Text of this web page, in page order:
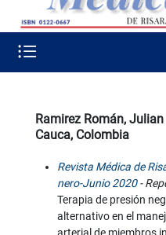
Ramirez Román,
Cauca, Colombia
Revista Médica de
nero-Junio 2020-
Terapia de presión
alternativo en el
arterial de miembros